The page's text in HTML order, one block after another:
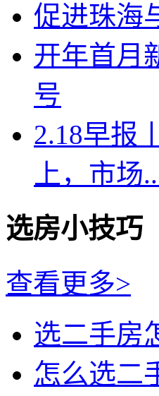
促进珠海
开年首月
号
2.18早报
上，市场
选房小技巧
查看更多>
选二手房
怎么选二